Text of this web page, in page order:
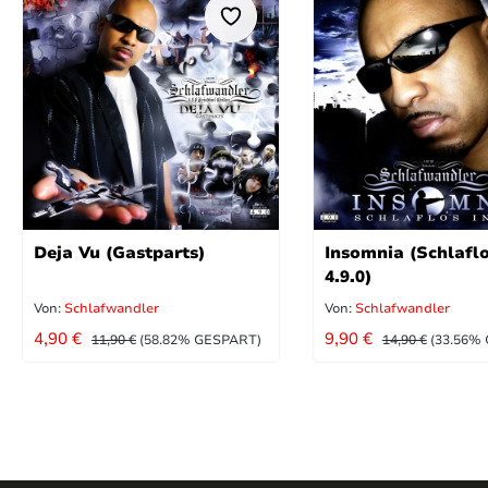
Deja Vu (Gastparts)
Von: Schlafwandler
VERKAUFSPREIS:
4,90 € REGULÄRER PREIS:
11,90 € (58.82% GESPART)
Insomnia
4.9.0)
Von:Schlafwandler
9,90 € REGULÄRER
14,90 € (33.56%